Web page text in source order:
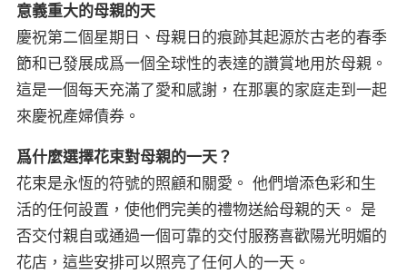
意義重大的母親的天
慶祝第二個星期日、母親日的痕跡其起源於古老的春季
節和已發展成爲一個全球性的表達的讚賞地用於母親。
這是一個每天充滿了愛和感謝，在那裏的家庭走到一起
來慶祝產婦債券。
爲什麼選擇花束對母親的一天？
花束是永恆的符號的照顧和關愛。 他們增添色彩和生
活的任何設置，使他們完美的禮物送給母親的天。 是
否交付親自或通過一個可靠的交付服務喜歡陽光明媚的
花店，這些安排可以照亮了任何人的一天。